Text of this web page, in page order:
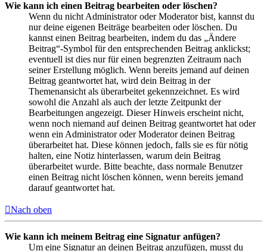
Wie kann ich einen Beitrag bearbeiten oder löschen?
Wenn du nicht Administrator oder Moderator bist, kannst du
nur deine eigenen Beiträge bearbeiten oder löschen. Du
kannst einen Beitrag bearbeiten, indem du das „Ändere
Beitrag“-Symbol für den entsprechenden Beitrag anklickst;
eventuell ist dies nur für einen begrenzten Zeitraum nach
seiner Erstellung möglich. Wenn bereits jemand auf deinen
Beitrag geantwortet hat, wird dein Beitrag in der
Themenansicht als überarbeitet gekennzeichnet. Es wird
sowohl die Anzahl als auch der letzte Zeitpunkt der
Bearbeitungen angezeigt. Dieser Hinweis erscheint nicht,
wenn noch niemand auf deinen Beitrag geantwortet hat oder
wenn ein Administrator oder Moderator deinen Beitrag
überarbeitet hat. Diese können jedoch, falls sie es für nötig
halten, eine Notiz hinterlassen, warum dein Beitrag
überarbeitet wurde. Bitte beachte, dass normale Benutzer
einen Beitrag nicht löschen können, wenn bereits jemand
darauf geantwortet hat.
Nach oben
Wie kann ich meinem Beitrag eine Signatur anfügen?
Um eine Signatur an deinen Beitrag anzufügen, musst du